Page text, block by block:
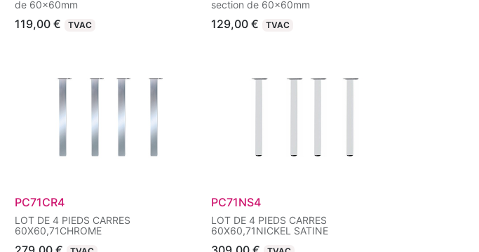
de 60x60mm
119,00 € TVAC
section de 60x60mm
129,00 € TVAC
PC71CR4
LOT DE 4 PIEDS CARRES
60X60,71CHROME
PC71NS4
LOT DE 4 PIEDS CARRES
60X60,71NICKEL SATINE